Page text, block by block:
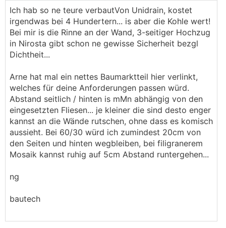
Ich hab so ne teure verbautVon Unidrain, kostet
irgendwas bei 4 Hundertern... is aber die Kohle wert!
Bei mir is die Rinne an der Wand, 3-seitiger Hochzug
in Nirosta gibt schon ne gewisse Sicherheit bezgl
Dichtheit...
Arne hat mal ein nettes Baumarktteil hier verlinkt,
welches für deine Anforderungen passen würd.
Abstand seitlich / hinten is mMn abhängig von den
eingesetzten Fliesen... je kleiner die sind desto enger
kannst an die Wände rutschen, ohne dass es komisch
aussieht. Bei 60/30 würd ich zumindest 20cm von
den Seiten und hinten wegbleiben, bei filigranerem
Mosaik kannst ruhig auf 5cm Abstand runtergehen...
ng
bautech